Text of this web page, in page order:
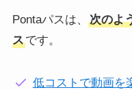
Pontaパスは、
次のよ
スです。
低コストで動画を